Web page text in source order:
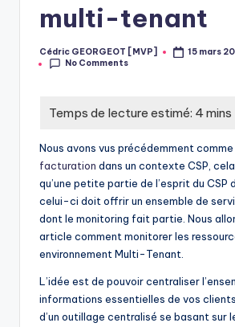
multi-tenant
Posted
by
Cédric GEORGEOT [MVP]
15 mars
No Comments
Nous avons vus précédemment
facturation dans un contexte CSP,
qu’une petite partie de l’esprit du CSP
celui-ci doit offrir un ensemble de
dont le monitoring fait partie. Nous
article comment monitorer les
environnement Multi-Tenant.
L’idée est de pouvoir centraliser
informations essentielles de vos
d’un outillage centralisé se basant sur